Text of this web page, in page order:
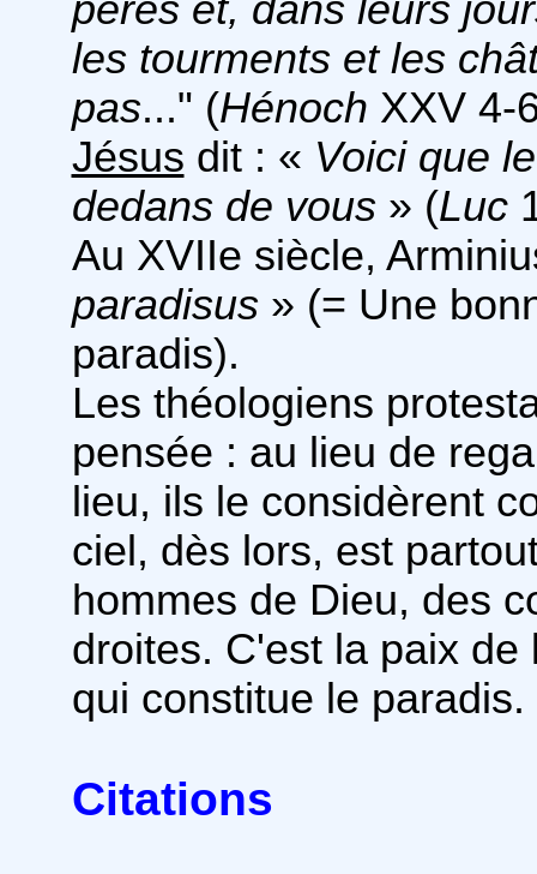
pères et, dans leurs
les tourments et les
pas..." (Hénoch XXV 4-
Jésus dit : « Voici que
dedans de vous» (Luc
Au XVIIe siècle,
paradisus» (= Une
paradis).
Les théologiens
pensée : au lieu de
lieu, ils le considèrent
ciel, dès lors, est
hommes de Dieu, des
droites. C'est la paix
qui constitue le paradis.
Citations